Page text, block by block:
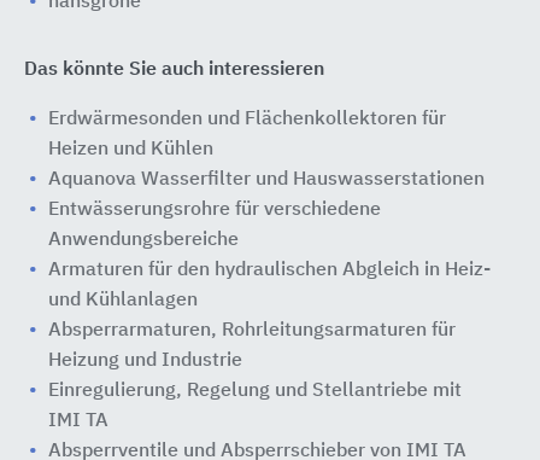
Das könnte Sie auch interessieren
Erdwärmesonden und Flächenkollektoren für
Heizen und Kühlen
Aquanova Wasserfilter und Hauswasserstationen
Entwässerungsrohre für verschiedene
Anwendungsbereiche
Armaturen für den hydraulischen Abgleich in Heiz-
und Kühlanlagen
Absperrarmaturen, Rohrleitungsarmaturen für
Heizung und Industrie
Einregulierung, Regelung und Stellantriebe mit
IMI TA
Absperrventile und Absperrschieber von IMI TA